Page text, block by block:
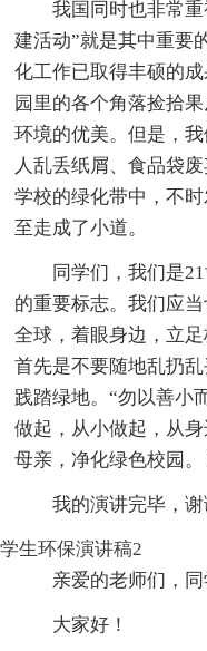
我国同时也非常
建活动”就是其中重要
化工作已取得丰硕的
园里的各个角落捡拾
环境的优美。但是，
人乱丢纸屑、食品袋
学校的绿化带中，不
至走成了小道。
同学们，我们是
的重要标志。我们应
全球，着眼身边，立
首先是不要随地乱扔
践踏绿地。“勿以善小
做起，从小做起，从
母亲，净化绿色校园
我的演讲完毕，
学生环保演讲稿2
亲爱的老师们，同
大家好！